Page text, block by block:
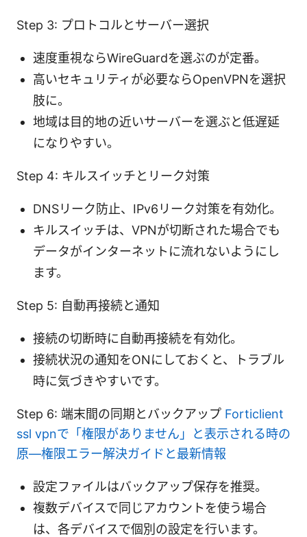
Step 3: プロトコルとサーバー選択
速度重視ならWireGuardを選ぶのが定番。
高いセキュリティが必要ならOpenVPNを選択
肢に。
地域は目的地の近いサーバーを選ぶと低遅延
になりやすい。
Step 4: キルスイッチとリーク対策
DNSリーク防止、IPv6リーク対策を有効化。
キルスイッチは、VPNが切断された場合でも
データがインターネットに流れないようにし
ます。
Step 5: 自動再接続と通知
接続の切断時に自動再接続を有効化。
接続状況の通知をONにしておくと、トラブル
時に気づきやすいです。
Step 6: 端末間の同期とバックアップ Forticlient
ssl vpnで「権限がありません」と表示される時の
原—権限エラー解決ガイドと最新情報
設定ファイルはバックアップ保存を推奨。
複数デバイスで同じアカウントを使う場合
は、各デバイスで個別の設定を行います。